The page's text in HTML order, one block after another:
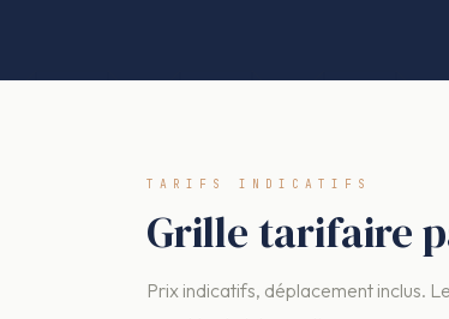
TARIFS INDICATIFS
Grille tarifaire
Prix indicatifs, déplacement inclus.